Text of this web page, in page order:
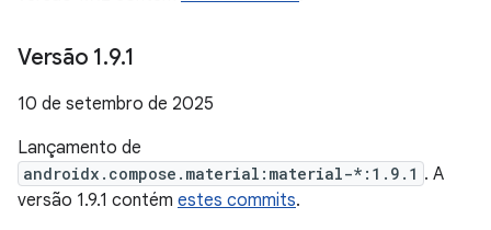
Versão 1.9.1
10 de setembro de 2025
Lançamento de
androidx.compose.material:material-*:1.9.1 . A
versão 1.9.1 contém estes commits.